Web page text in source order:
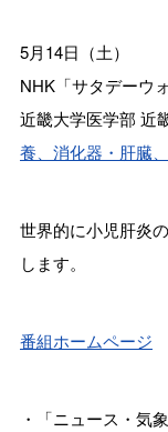
5月14日（土）
NHK「サタデーウ
近畿大学医学部 近
養、消化器・肝臓
世界的に小児肝炎
します。
番組ホームページ
・「ニュース・気象